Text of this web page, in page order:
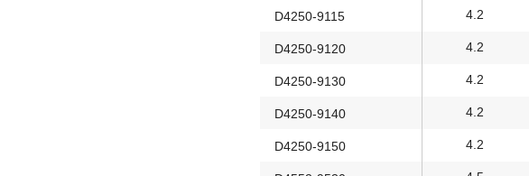
D4250-9115 4.2
D4250-9120 4.2
D4250-9130 4.2
D4250-9140 4.2
D4250-9150 4.2